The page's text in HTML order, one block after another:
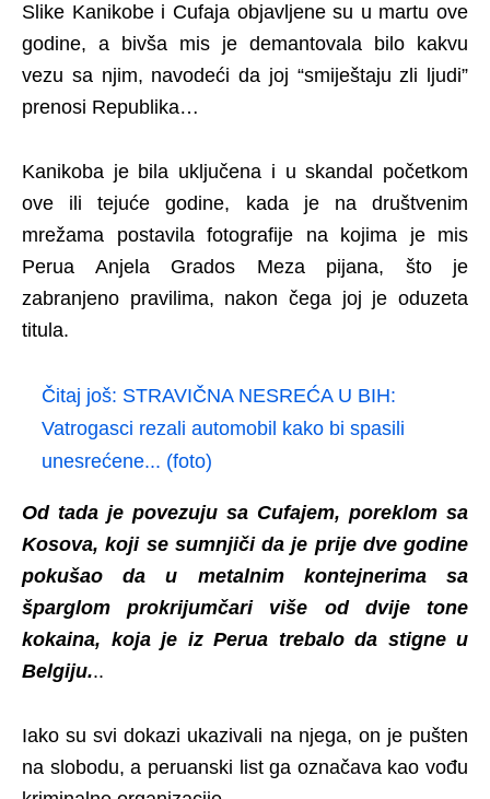
Slike Kanikobe i Cufaja objavljene su u martu ove
godine, a bivša mis je demantovala bilo kakvu
vezu sa njim, navodeći da joj “smiještaju zli ljudi”
prenosi Republika…
Kanikoba je bila uključena i u skandal početkom
ove ili tejuće godine, kada je na društvenim
mrežama postavila fotografije na kojima je mis
Perua Anjela Grados Meza pijana, što je
zabranjeno pravilima, nakon čega joj je oduzeta
titula.
Čitaj još: STRAVIČNA NESREĆA U BIH:
Vatrogasci rezali automobil kako bi spasili
unesrećene... (foto)
Od tada je povezuju sa Cufajem, poreklom sa
Kosova, koji se sumnjiči da je prije dve godine
pokušao da u metalnim kontejnerima sa
šparglom prokrijumčari više od dvije tone
kokaina, koja je iz Perua trebalo da stigne u
Belgiju...
Iako su svi dokazi ukazivali na njega, on je pušten
na slobodu, a peruanski list ga označava kao vođu